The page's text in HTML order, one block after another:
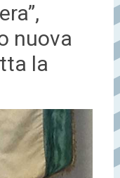
nuova
la